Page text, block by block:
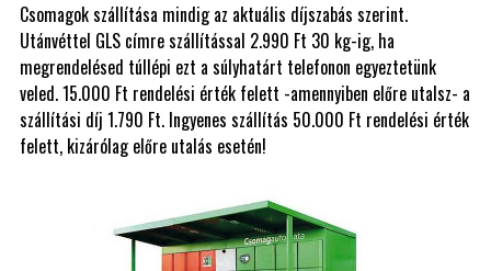
Csomagok szállítása mindig az aktuális díjszabás szerint.
Utánvéttel GLS címre szállítással 2.990 Ft 30 kg-ig, ha
megrendelésed túllépi ezt a súlyhatárt telefonon egyeztetünk
veled. 15.000 Ft rendelési érték felett -amennyiben előre utalsz- a
szállítási díj 1.790 Ft. Ingyenes szállítás 50.000 Ft rendelési érték
felett, kizárólag előre utalás esetén!